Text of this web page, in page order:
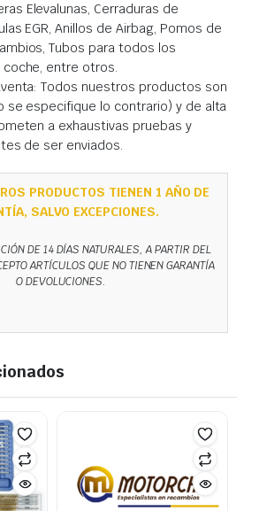
Elevalunas, Cerraduras de
EGR, Anillos de Airbag, Pomos de
Tubos para todos los
entre otros.
Todos nuestros productos son
se especifique lo contrario) y de alta
a exhaustivas pruebas y
de ser enviados.
PRODUCTOS TIENEN 1 AÑO DE
SALVO EXCEPCIONES.
DE 14 DÍAS NATURALES, A PARTIR DEL
ARTÍCULOS QUE NO TIENEN GARANTÍA
O DEVOLUCIONES.